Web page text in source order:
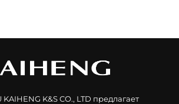
KAIHENG K&S CO., LTD предлагает